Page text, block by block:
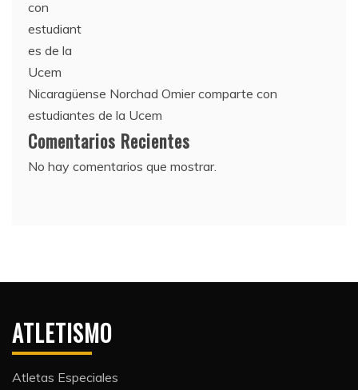
Nicaragüense Norchad Omier comparte con
estudiantes de la Ucem
Comentarios Recientes
No hay comentarios que mostrar.
ATLETISMO
Atletas Especiales